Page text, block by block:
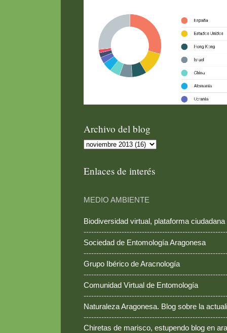
Archivo del blog
Enlaces de interés
MEDIO AMBIENTE
Biodiversidad virtual, plataforma ciudadana
Sociedad de Entomología Aragonesa
Grupo Ibérico de Aracnología
Comunidad Virtual de Entomología
Naturaleza Aragonesa. Blog sobre la
Chiretas de marisco, estupendo blog en